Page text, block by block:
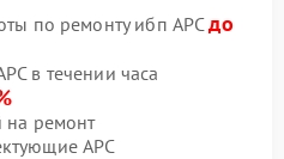
по ремонту ибп APCдо
в течении часа
на ремонт
APC